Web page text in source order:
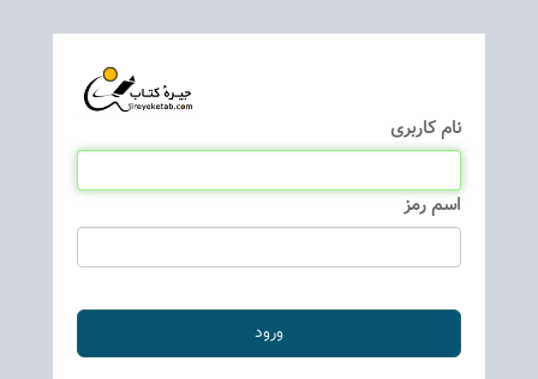
نام كاربری
اسم رمز